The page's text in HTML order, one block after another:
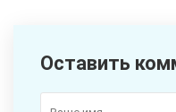
Оставить